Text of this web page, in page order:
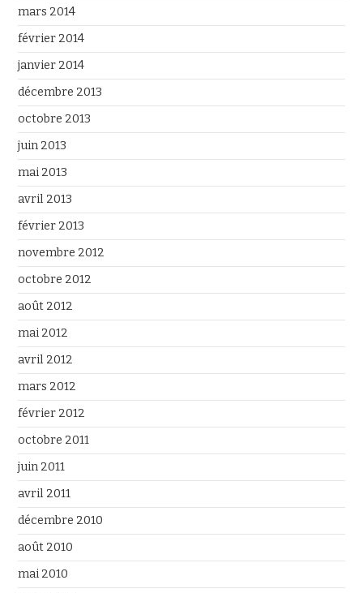
mars 2014
février 2014
janvier 2014
décembre 2013
octobre 2013
juin 2013
mai 2013
avril 2013
février 2013
novembre 2012
octobre 2012
août 2012
mai 2012
avril 2012
mars 2012
février 2012
octobre 2011
juin 2011
avril 2011
décembre 2010
août 2010
mai 2010